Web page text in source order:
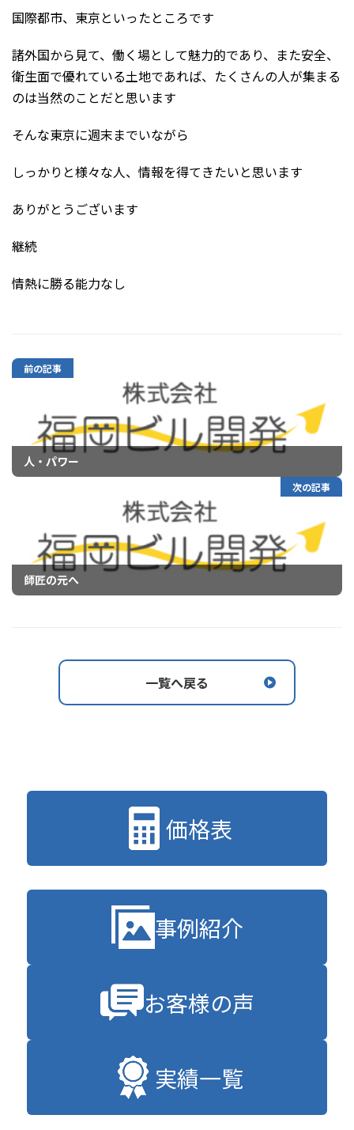
国際都市、東京といったところです
諸外国から見て、働く場として魅力的であり、また安全、
衛生面で優れている土地であれば、たくさんの人が集まる
のは当然のことだと思います
そんな東京に週末までいながら
しっかりと様々な人、情報を得てきたいと思います
ありがとうございます
継続
情熱に勝る能力なし
前の記事
人・パワー
次の記事
師匠の元へ
一覧へ戻る
価格表
事例紹介
お客様の声
実績一覧